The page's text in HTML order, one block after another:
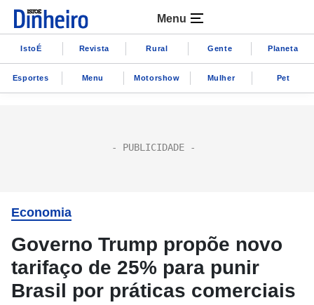
Menu
IstoÉ Revista Rural Gente Planeta
Esportes Menu Motorshow Mulher Pet
Economia
Governo Trump propõe novo
tarifaço de 25% para punir
Brasil por práticas comerciais